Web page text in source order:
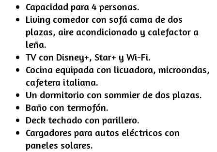
Capacidad para 4 personas.
Living comedor con sofá cama de dos
plazas, aire acondicionado y calefactor a
leña.
TV con Disney+, Star+ y Wi-Fi.
Cocina equipada con licuadora, microondas,
cafetera italiana.
Un dormitorio con sommier de dos plazas.
Baño con termofón.
Deck techado con parillero.
Cargadores para autos eléctricos con
paneles solares.